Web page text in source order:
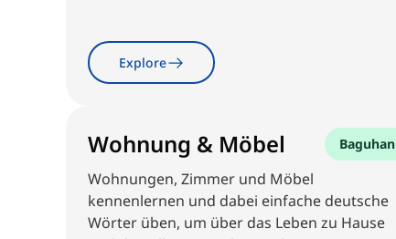
Explore
Wohnung & Möbel Baguhan
Wohnungen, Zimmer und Möbel
kennenlernen und dabei einfache deutsche
Wörter üben, um über das Leben zu Hause